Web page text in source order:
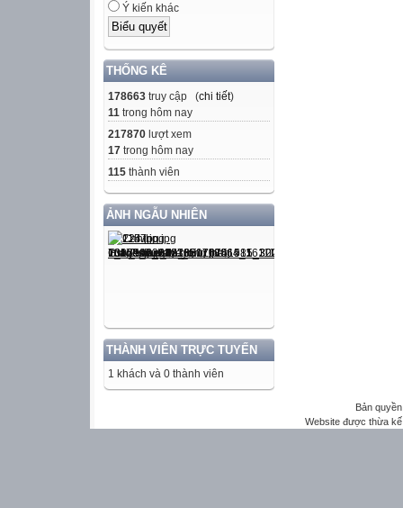
Ý kiến khác
THỐNG KÊ
178663 truy cập (chi tiết)
11 trong hôm nay
217870 lượt xem
17 trong hôm nay
115 thành viên
ẢNH NGẪU NHIÊN
THÀNH VIÊN TRỰC TUYẾN
1 khách và 0 thành viên
Bản
Website được thừa